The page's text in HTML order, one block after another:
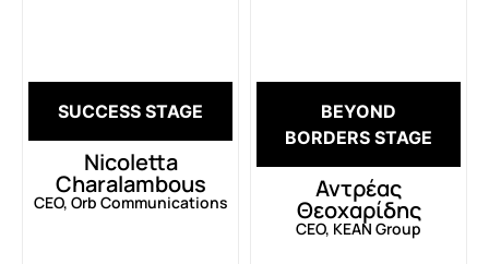
SUCCESS STAGE
Nicoletta
Charalambous
CEO, Orb Communications
BEYOND
BORDERS STAGE
Αντρέας
Θεοχαρίδης
CEO, KEAN Group